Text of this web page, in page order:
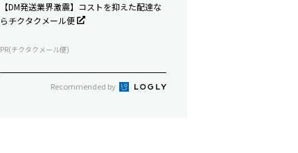
【DM発送業界激震】コストを抑えた配達な
らチクタクメール便
PR(チクタクメール便)
Recommended by